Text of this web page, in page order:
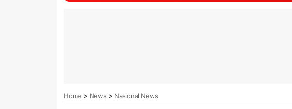
Home > News > Nasional News